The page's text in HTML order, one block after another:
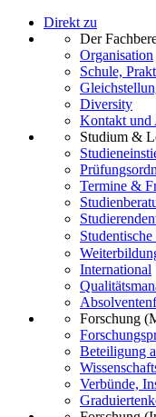
Direkt zu
Der
Organisation
Schule,
Diversity
Kontakt und
Studium &
Termine &
International
Forschung
Beteiligung
Verbünde,